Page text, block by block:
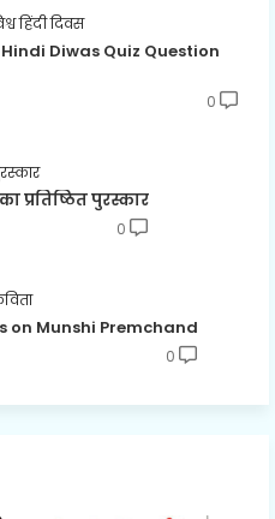
हिंदी दिवस
: Hindi Diwas Quiz Question
0
प्रतिष्ठित पुरस्कार
0
on Munshi Premchand
0